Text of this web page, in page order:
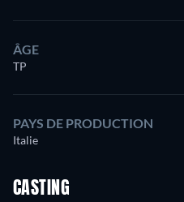
ÂGE
TP
PAYS DE PRODUCTION
Italie
CASTING